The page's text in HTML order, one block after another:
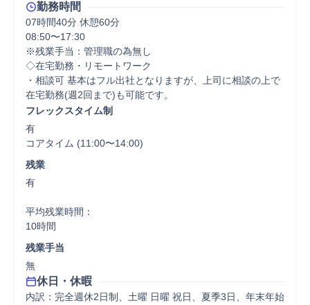
勤務時間
07時間40分 休憩60分
08:50〜17:30
※残業手当：管理職の為無し
◇在宅勤務・リモートワーク
・相談可 基本はフル出社となりますが、上司に相談の上で
フレックスタイム制
有
コアタイム (11:00〜14:00)
残業
有
平均残業時間：
10時間
残業手当
無
休日・休暇
内訳：完全週休2日制、土曜 日曜 祝日、夏季3日、年末年始